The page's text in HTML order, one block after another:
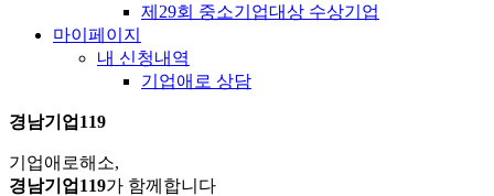
제29회 중소기업대상 수상기업
마이페이지
내 신청내역
기업애로 상담
경남기업119
기업애로해소,
경남기업119가 함께합니다